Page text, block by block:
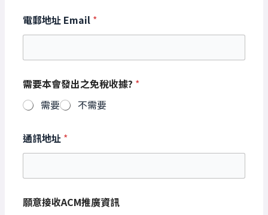
電郵地址 Email *
需要本會發出之免稅收據? *
需要
不需要
通訊地址 *
願意接收ACM推廣資訊